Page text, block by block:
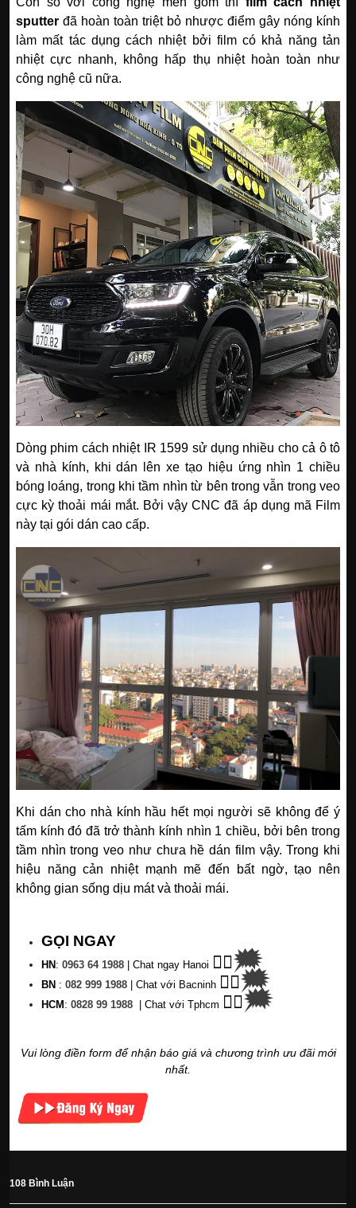
sputter đã hoàn toàn triệt bỏ nhược điểm gây nóng kính
làm mất tác dụng cách nhiệt bởi film có khả năng tản
nhiệt cực nhanh, không hấp thụ nhiệt hoàn toàn như
công nghệ cũ nữa.
Dòng phim cách nhiệt IR 1599 sử dụng nhiều cho cả ô tô
và nhà kính, khi dán lên xe tạo hiệu ứng nhìn 1 chiều
bóng loáng, trong khi tầm nhìn từ bên trong vẫn trong veo
cực kỳ thoải mái mắt. Bởi vậy CNC đã áp dụng mã Film
này tại gói dán cao cấp.
Khi dán cho nhà kính hầu hết mọi người sẽ không để ý
tấm kính đó đã trở thành kính nhìn 1 chiều, bởi bên trong
tầm nhìn trong veo như chưa hề dán film vậy. Trong khi
hiệu năng cản nhiệt mạnh mẽ đến bất ngờ, tạo nên
không gian sống dịu mát và thoải mái.
GỌI NGAY
HN : 0963 64 1988 | Chat ngay Hanoi 👉🏽🗯
BN : 082 999 1988 | Chat với Bacninh 👉🏽🗯
HCM : 0828 99 1988 Chat với Tphcm 👉🏽🗯
Vui lòng điền form để nhận báo giá và chương trình ưu đãi mới
nhất.
108 Bình Luận